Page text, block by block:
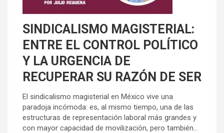
SINDICALISMO MAGISTERIAL:
ENTRE EL CONTROL POLÍTICO
Y LA URGENCIA DE
RECUPERAR SU RAZÓN DE SER
El sindicalismo magisterial en México vive una
paradoja incómoda: es, al mismo tiempo, una de las
estructuras de representación laboral más grandes y
con mayor capacidad de movilización, pero también...